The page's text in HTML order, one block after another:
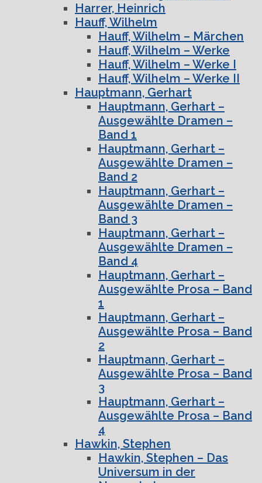
Harrer, Heinrich
Hauff, Wilhelm
Hauff, Wilhelm – Märchen
Hauff, Wilhelm – Werke
Hauff, Wilhelm – Werke I
Hauff, Wilhelm – Werke II
Hauptmann, Gerhart
Hauptmann, Gerhart –
Ausgewählte Dramen –
Band 1
Hauptmann, Gerhart –
Ausgewählte Dramen –
Band 2
Hauptmann, Gerhart –
Ausgewählte Dramen –
Band 3
Hauptmann, Gerhart –
Ausgewählte Dramen –
Band 4
Hauptmann, Gerhart –
Ausgewählte Prosa – Band
1
Hauptmann, Gerhart –
Ausgewählte Prosa – Band
2
Hauptmann, Gerhart –
Ausgewählte Prosa – Band
3
Hauptmann, Gerhart –
Ausgewählte Prosa – Band
4
Hawkin, Stephen
Hawkin, Stephen – Das
Universum in der